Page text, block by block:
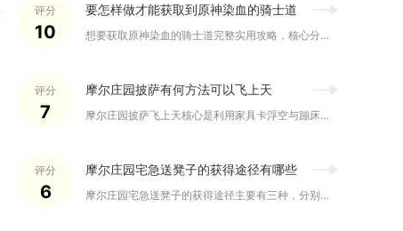
评分
10
要怎样做才能获取到原神染血的骑士道
想要获取原神染血的骑士道完整实用攻略，核心分为秘境刷取、合成...
评分
7
摩尔庄园披萨有何方法可以飞上天
摩尔庄园披萨飞上天核心是利用家具卡浮空与蹦床弹射两种方法，前...
评分
6
摩尔庄园宅急送凳子的获得途径有哪些
摩尔庄园宅急送凳子的获得途径主要有三种，分别是宅急送积分商店...